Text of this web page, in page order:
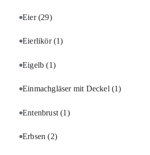
Eier(29)
Eierlikör(1)
Eigelb(1)
Einmachgläser mit Deckel (1)
Entenbrust(1)
Erbsen(2)